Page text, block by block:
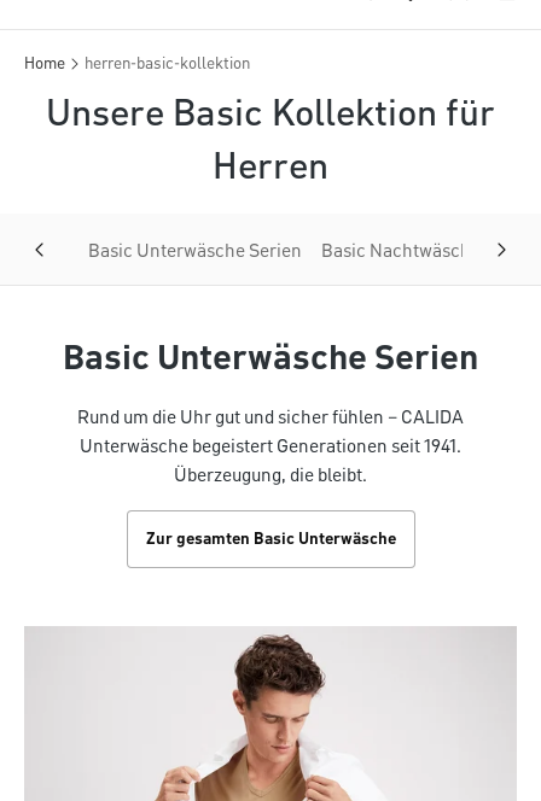
Home herren-basic-kollektion
Unsere Basic Kollektion für
Herren
Basic Unterwäsche Serien Basic Nachtwäsche Serien
Basic Unterwäsche Serien
Rund um die Uhr gut und sicher fühlen – CALIDA
Unterwäsche begeistert Generationen seit 1941.
Überzeugung, die bleibt.
Zur gesamten Basic Unterwäsche